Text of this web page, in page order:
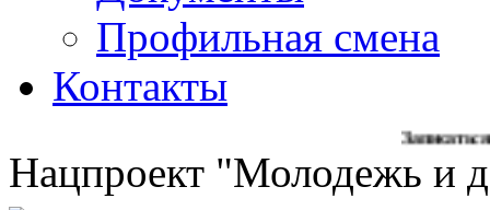
Профильная смена
Контакты
Записаться на
Нацпроект "Молодежь и